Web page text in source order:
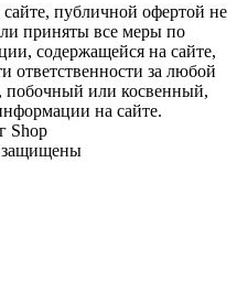
публичной офертой не
приняты все меры по
содержащейся на сайте,
за любой
или косвенный,
на сайте.
Shop